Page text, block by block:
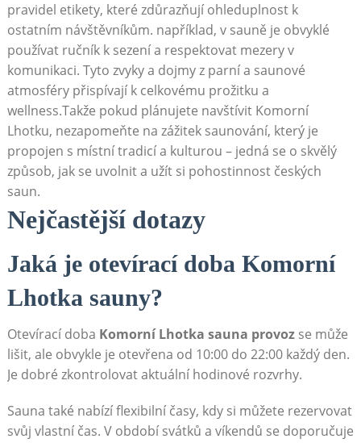
pravidel etikety, které zdůrazňují ohleduplnost k
ostatním návštěvníkům. například, v sauně je obvyklé
používat ručník k sezení a respektovat mezery v
komunikaci. Tyto zvyky a dojmy z parní a saunové
atmosféry přispívají k celkovému prožitku a
wellness.Takže pokud plánujete navštívit Komorní
Lhotku, nezapomeňte na zážitek saunování, který je
propojen s místní tradicí a kulturou – jedná se o skvělý
způsob, jak se uvolnit a užít si pohostinnost českých
saun.
Nejčastější dotazy
Jaká je otevírací doba Komorní
Lhotka sauny?
Otevírací doba Komorní Lhotka sauna provozse může
lišit, ale obvykle je otevřena od 10:00 do 22:00 každý den.
Je dobré zkontrolovat aktuální hodinové rozvrhy.
Sauna také nabízí flexibilní časy, kdy si můžete rezervovat
svůj vlastní čas. V období svátků a víkendů se doporučuje